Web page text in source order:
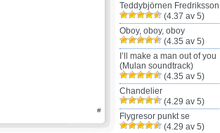
#
Teddybjörnen Fredriksson
(4.37 av 5)
Oboy, oboy, oboy
(4.35 av 5)
I’ll make a man out of you
(Mulan soundtrack)
(4.35 av 5)
Chandelier
(4.29 av 5)
Flygresor punkt se
(4.29 av 5)